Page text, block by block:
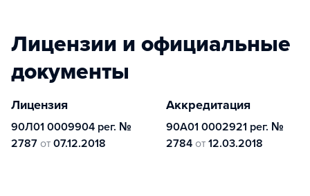
Лицензии и официальные
документы
Лицензия
90Л01 0009904 рег. №
2787 от 07.12.2018
Аккредитация
90А01 0002921 рег. №
2784 от 12.03.2018